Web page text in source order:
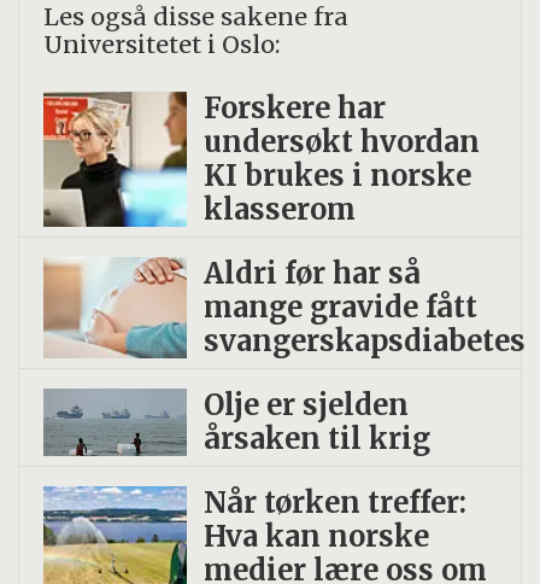
Les også disse sakene fra
Universitetet i Oslo:
Forskere har
undersøkt hvordan
KI brukes i norske
klasserom
Aldri før har så
mange gravide fått
svangerskapsdiabetes
Olje er sjelden
årsaken til krig
Når tørken treffer:
Hva kan norske
medier lære oss om